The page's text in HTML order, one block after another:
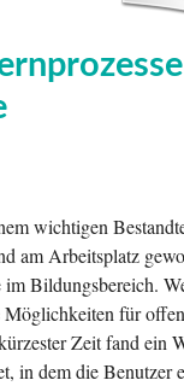
wichtigen
am Arbeitsplatz
im Bildungsbereich.
für
Zeit fand ein
in dem die Benutzer